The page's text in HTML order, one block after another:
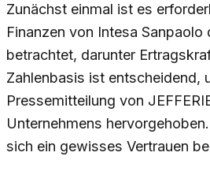
Zunächst einmal ist es
Finanzen von Intesa
betrachtet, darunter
Zahlenbasis ist entscheidend,
Pressemitteilung von
Unternehmens
sich ein gewisses Vertrauen